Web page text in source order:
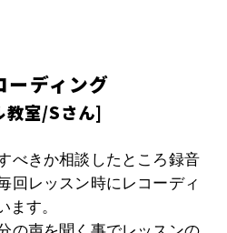
ーディング
教室/Sさん]
べきか相談したところ録音
回レッスン時にレコーディ
ます。